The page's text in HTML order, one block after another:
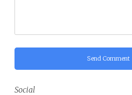
Send Comment
Social